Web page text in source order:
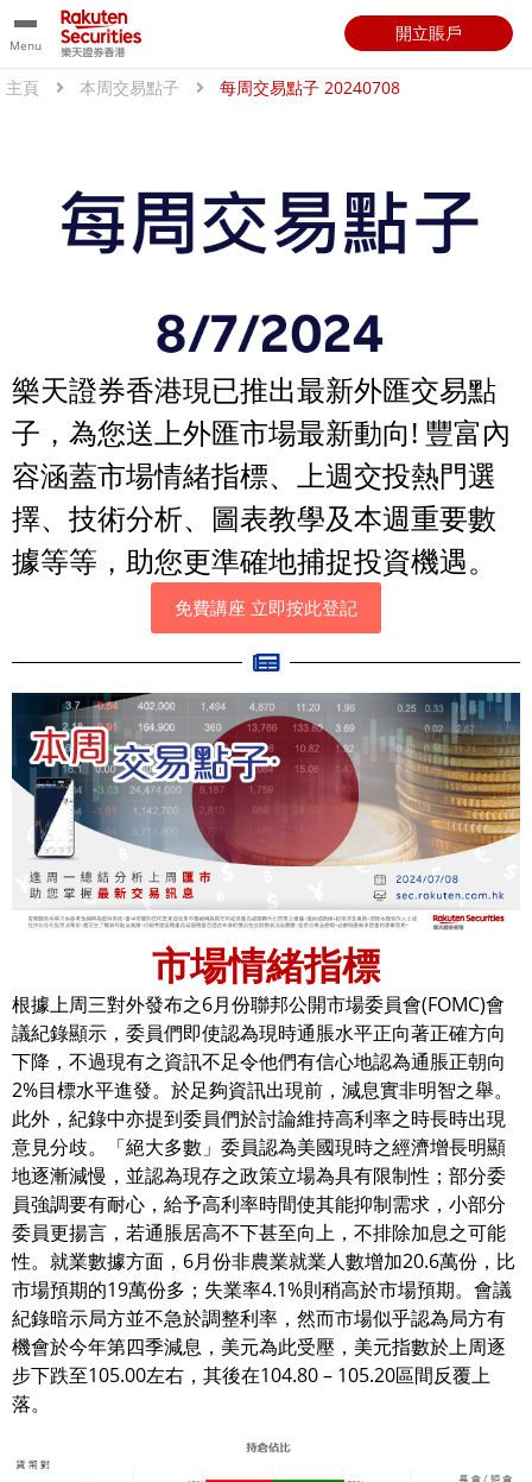
Menu
開立賬戶
主頁 本周交易點子 每周交易點子 20240708
樂天證券香港現已推出最新外匯交易點
子，為您送上外匯市場最新動向! 豐富內
容涵蓋市場情緒指標、上週交投熱門選
擇、技術分析、圖表教學及本週重要數
據等等，助您更準確地捕捉投資機遇。
免費講座 立即按此登記
市場情緒指標
根據上周三對外發布之6月份聯邦公開市場委員會(FOMC)會
議紀錄顯示，委員們即使認為現時通脹水平正向著正確方向
下降，不過現有之資訊不足令他們有信心地認為通脹正朝向
2%目標水平進發。於足夠資訊出現前，減息實非明智之舉。
此外，紀錄中亦提到委員們於討論維持高利率之時長時出現
意見分歧。「絕大多數」委員認為美國現時之經濟增長明顯
地逐漸減慢，並認為現存之政策立場為具有限制性；部分委
員強調要有耐心，給予高利率時間使其能抑制需求，小部分
委員更揚言，若通脹居高不下甚至向上，不排除加息之可能
性。就業數據方面，6月份非農業就業人數增加20.6萬份，比
市場預期的19萬份多；失業率4.1%則稍高於市場預期。會議
紀錄暗示局方並不急於調整利率，然而市場似乎認為局方有
機會於今年第四季減息，美元為此受壓，美元指數於上周逐
步下跌至105.00左右，其後在104.80 – 105.20區間反覆上
落。